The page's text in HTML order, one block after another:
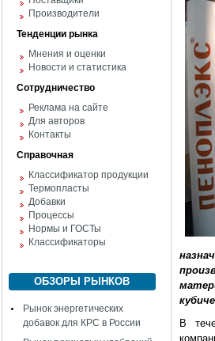
Производители
Тенденции рынка
Мнения и оценки
Новости и статистика
Сотрудничество
Реклама на сайте
Для авторов
Контакты
Справочная
Классификатор продукции
Термопласты
Добавки
Процессы
Нормы и ГОСТы
Классификаторы
ОБЗОРЫ РЫНКОВ
Рынок энергетических
добавок для КРС в России
В